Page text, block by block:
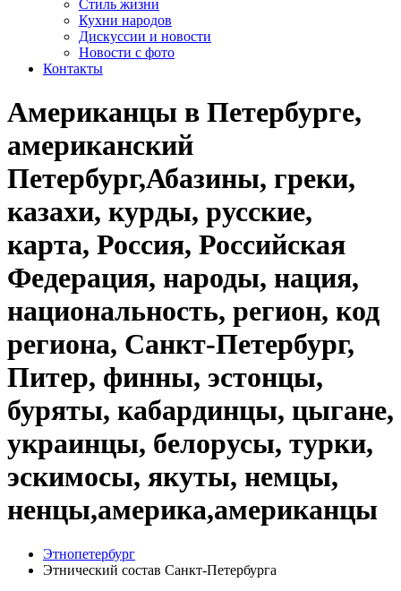
Cтиль жизни
Кухни народов
Дискуссии и новости
Новости с фото
Контакты
Американцы в Петербурге,
американский
Петербург,Абазины, греки,
казахи, курды, русские,
карта, Россия, Российская
Федерация, народы, нация,
национальность, регион, код
региона, Санкт-Петербург,
Питер, финны, эстонцы,
буряты, кабардинцы, цыгане,
украинцы, белорусы, турки,
эскимосы, якуты, немцы,
ненцы,америка,американцы
Этнопетербург
Этнический состав Санкт-Петербурга